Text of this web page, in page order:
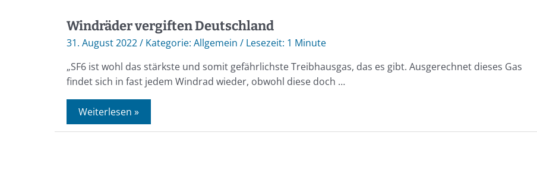
Windräder vergiften Deutschland
31. August 2022/ Allgemein /
1 Minute
„SF6 ist wohl das stärkste und somit gefährlichste Treibhausgas, das es gibt. Ausgerechnet dieses Gas
findet sich in fast jedem Windrad wieder, obwohl diese doch …
Weiterlesen »